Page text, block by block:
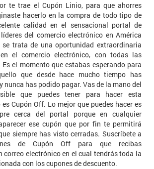
te trae el Cupón Linio, para que ahorres
hacerlo en la compra de todo tipo de
calidad en el sensacional portal de
del comercio electrónico en América
trata de una oportunidad extraordinaria
el comercio electrónico, con todas las
el momento que estabas esperando para
que desde hace mucho tiempo has
nunca has podido pagar. Vas de la mano del
que puedes tener para hacer esta
Cupón Off. Lo mejor que puedes hacer es
cerca del portal porque en cualquier
ese cupón que por fin te permitirá
siempre has visto cerradas. Suscríbete a
de Cupón Off para que recibas
correo electrónico en el cual tendrás toda la
con los cupones de descuento.